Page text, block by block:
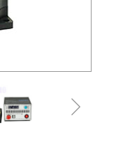
ꁇ